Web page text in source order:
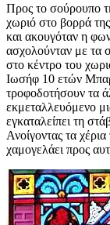
Προς το σούρουπο
χωριό στο βορρά
και ακουγόταν η
ασχολούνταν με τα
στο κέντρο του
Ιωσήφ 10 ετών
τροφοδοτήσουν τα
εκμεταλλευόμενο
εγκαταλείπει τη
Ανοίγοντας τα
χαμογελάει προς